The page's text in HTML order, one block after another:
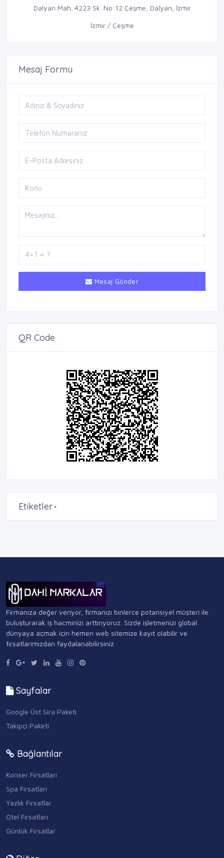
Dalyan Mah. 4223 Sk. No:12 Çeşme, Dalyan, İzmir
İzmir / Çeşme
Mesaj Formu
Mesaj Gönder
QR Code
Etiketler+
Firmanıza değer veriyor, firmanızı binlerce potansiyel müşteri ile
buluşturarak iş hacminizi arttırıyoruz. Sizde işletmenizi global
dünyaya açmak için hemen web sitemize kayıt olabilir ve
fırsatlarımızdan faydalanabilirsiniz.
Sayfalar
Google Üst Sira Paketi
Takipçi Paketi
Bağlantılar
Konser Fırsatları
Spa Fırsatları
Yazlık Fırsatlar
Otel Fırsatları
Günlük Fırsatlar